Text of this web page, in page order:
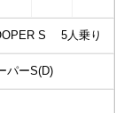
S 5人乗り
パーS(D)